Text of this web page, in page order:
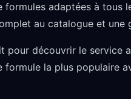
adaptées à tous
au catalogue et
pour découvrir le service
formule la plus populaire